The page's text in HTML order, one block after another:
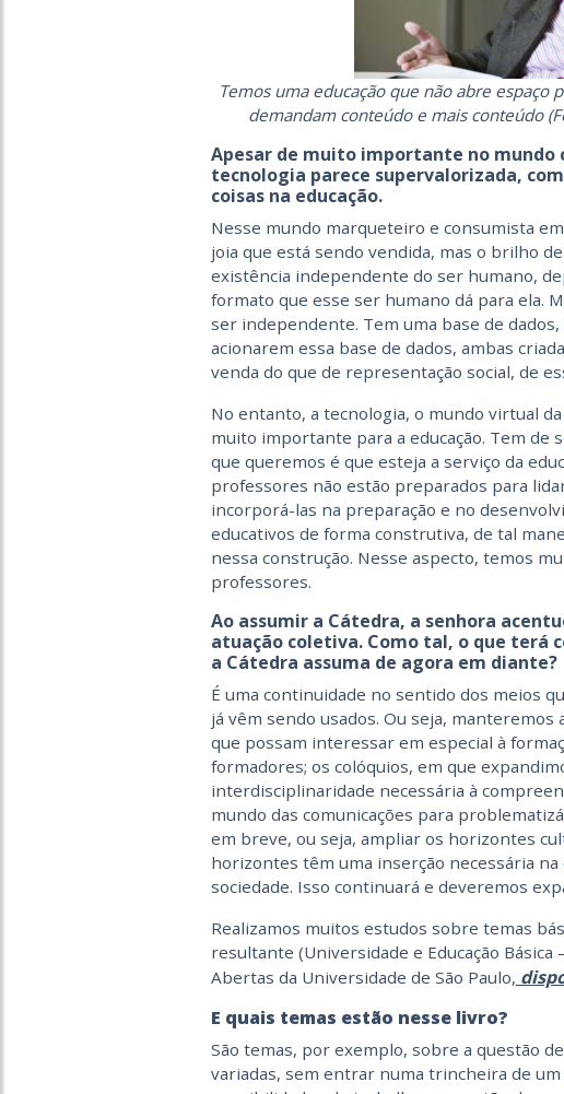
Temos uma educação que não abre espaço
demandam conteúdo e mais conteúdo
Apesar de muito importante no mundo
tecnologia parece supervalorizada,
coisas na educação.
Nesse mundo marqueteiro e consumista em
joia que está sendo vendida, mas o brilho
existência independente do ser humano,
formato que esse ser humano dá para ela.
ser independente. Tem uma base de
acionarem essa base de dados, ambas
venda do que de representação social, de
No entanto, a tecnologia, o mundo virtual
muito importante para a educação. Tem de
que queremos é que esteja a serviço da
professores não estão preparados para
incorporá-las na preparação e no
educativos de forma construtiva, de tal
nessa construção. Nesse aspecto, temos
professores.
Ao assumir a Cátedra, a senhora
atuação coletiva. Como tal, o que terá
a Cátedra assuma de agora em diante?
É uma continuidade no sentido dos meios
já vêm sendo usados. Ou seja,
que possam interessar em especial à
formadores; os colóquios, em que
interdisciplinaridade necessária à
mundo das comunicações para
em breve, ou seja, ampliar os horizontes
horizontes têm uma inserção necessária
sociedade. Isso continuará e deveremos
Realizamos muitos estudos sobre temas
resultante (Universidade e Educação Básica
Abertas da Universidade de São Paulo,
E quais temas estão nesse livro?
São temas, por exemplo, sobre a questão
variadas, sem entrar numa trincheira de